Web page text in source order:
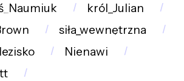
król_Julian
siła_wewnętrzna
Nienawi